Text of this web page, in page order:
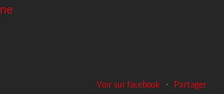
Voir sur facebook · Partager